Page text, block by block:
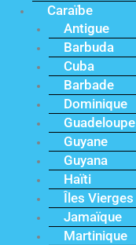
Caraïbe
Antigue
Barbuda
Cuba
Barbade
Dominique
Guadeloupe
Guyane
Guyana
Haïti
Îles Vierges
Jamaïque
Martinique